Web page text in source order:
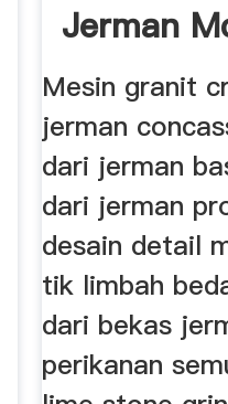
Jerman
Machinery
Mesin granit
jerman
dari jerman
dari jerman
desain detail
tik limbah
dari bekas
perikanan